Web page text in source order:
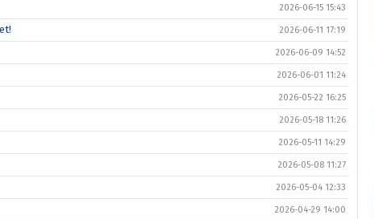
2026-06-15 15:43
2026-06-11 17:19
2026-06-09 14:52
2026-06-01 11:24
2026-05-22 16:25
2026-05-18 11:26
2026-05-11 14:29
2026-05-08 11:27
2026-05-04 12:33
2026-04-29 14:00